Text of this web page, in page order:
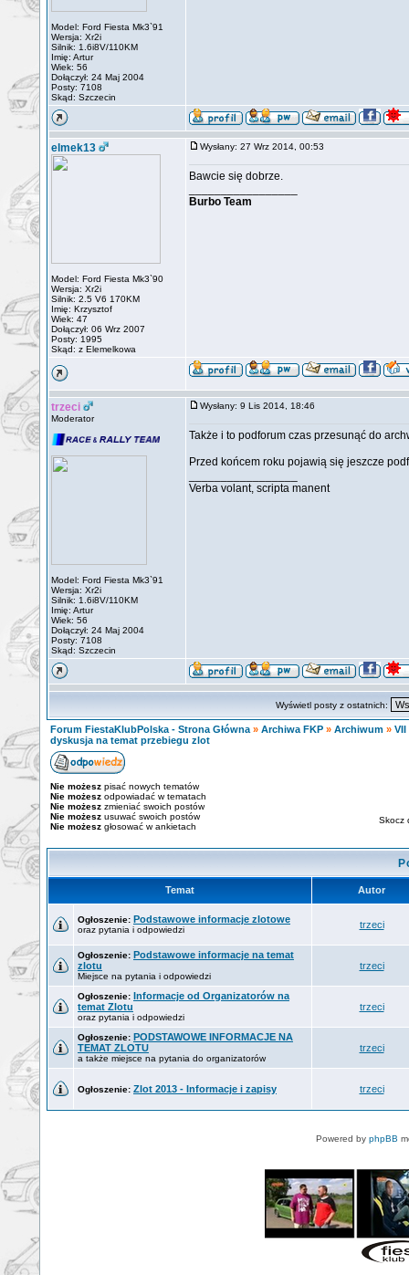
Model: Ford Fiesta Mk3`91
Wersja: Xr2i
Silnik: 1.6i8V/110KM
Imię: Artur
Wiek: 56
Dołączył: 24 Maj 2004
Posty: 7108
Skąd: Szczecin
elmek13
Model: Ford Fiesta Mk3`90
Wersja: Xr2i
Silnik: 2.5 V6 170KM
Imię: Krzysztof
Wiek: 47
Dołączył: 06 Wrz 2007
Posty: 1995
Skąd: z Elemelkowa
Wysłany: 27 Wrz 2014, 00:53
Bawcie się dobrze.
Burbo Team
trzeci
Moderator
Model: Ford Fiesta Mk3`91
Wersja: Xr2i
Silnik: 1.6i8V/110KM
Imię: Artur
Wiek: 56
Dołączył: 24 Maj 2004
Posty: 7108
Skąd: Szczecin
Wysłany: 9 Lis 2014, 18:46
Także i to podforum czas przesunąć do
Przed końcem roku pojawią się jeszcze
Verba volant, scripta manent
Wyświetl posty z ostatnich:
Forum FiestaKlubPolska - Strona Główna » Archiwa FKP » Archiwum » VII
dyskusja na temat przebiegu zlot
Nie możesz pisać nowych tematów
Nie możesz odpowiadać w tematach
Nie możesz zmieniać swoich postów
Nie możesz usuwać swoich postów
Nie możesz głosować w ankietach
Skocz
Temat Autor
Ogłoszenie: Podstawowe informacje zlotowe
oraz pytania i odpowiedzi trzeci
Ogłoszenie: Podstawowe informacje na temat
zlotu
Miejsce na pytania i odpowiedzi
trzeci
Ogłoszenie: Informacje od Organizatorów na
temat Zlotu
oraz pytania i odpowiedzi
trzeci
Ogłoszenie: PODSTAWOWE INFORMACJE NA
TEMAT ZLOTU
a także miejsce na pytania do organizatorów
trzeci
Ogłoszenie: Zlot 2013 - Informacje i zapisy trzeci
Powered by phpBB